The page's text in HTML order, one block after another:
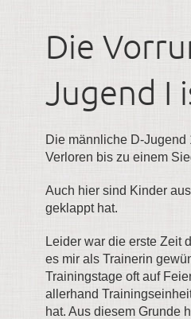
Die
Jugend I
Die männliche D-Jugend
Verloren bis zu einem
Auch hier sind Kinder
geklappt hat.
Leider war die erste Zeit
es mir als Trainerin
Trainingstage oft auf
allerhand
hat. Aus diesem Grunde